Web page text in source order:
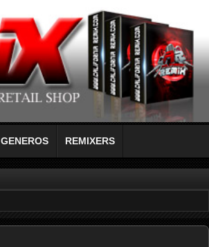
GENEROS REMIXERS